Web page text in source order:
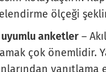
ölçeği
anketler –
çok önemlidir.
yanıtlama